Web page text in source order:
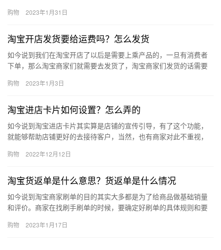
那么…
购物 2023年1月31日
淘宝开店发货要给运费吗？怎么发货
如今说到我们在淘宝开店了以后是需要上乘产品的，一旦有消费者
下单，那么淘宝商家们就需要去发货了，淘宝商家们发货的话需要
货？下面…
购物 2023年1月3日
淘宝进店卡片如何设置？怎么弄的
如今说到淘宝进店卡片其实算是店铺的宣传引导，有了这个功能，
就能够帮助店铺更好的去接待客户，当然，也有商家对此不重视，
来看看…
购物 2022年12月12日
淘宝货返单是什么意思？货返单是什么情况
如今说到淘宝商家刷单的目的其实大多都是为了给商品做基础销量
和评价。商家在找刷手刷单的时候，要确定好刷单的具体规则和要
看吧。…
购物 2023年1月17日